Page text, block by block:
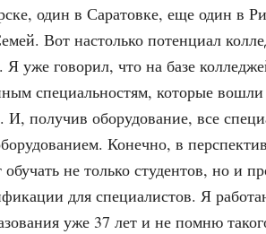
один в Саратовке, еще один в
Вот настолько потенциал
Я уже говорил, что на базе
специальностям, которые
получив оборудование, все
Конечно, в
не только студентов, но и
для специалистов. Я
уже 37 лет и не помню